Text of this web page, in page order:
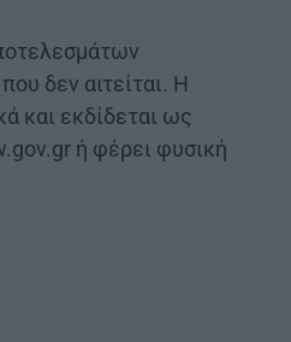
δεν αιτείται. Η
και εκδίδεται ως
ή φέρει φυσική